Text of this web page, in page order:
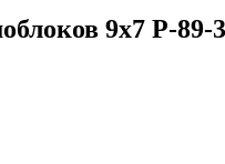
9x7 Р-89-